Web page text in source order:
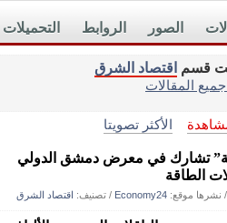
التحميلات الروابط الصور
اقتصاد الشرق
المقالات
الأكثر تصويتا
تشارك في معرض دمشق الدولي
الطاقة
/ نشرها موقع: Economy24 / تصنيف: اقتصاد الشرق